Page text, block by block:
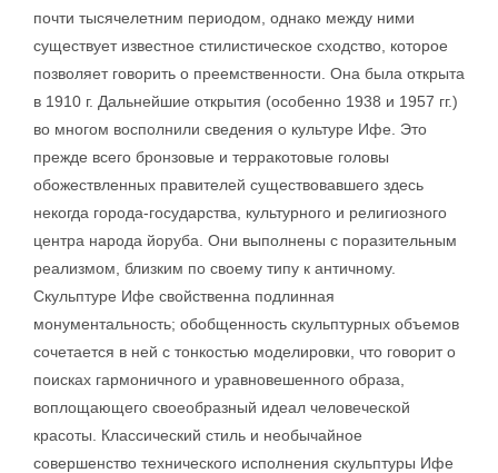
почти тысячелетним периодом, однако между ними
существует известное стилистическое сходство, которое
позволяет говорить о преемственности. Она была открыта
в 1910 г. Дальнейшие открытия (особенно 1938 и 1957 гг.)
во многом восполнили сведения о культуре Ифе. Это
прежде всего бронзовые и терракотовые головы
обожествленных правителей существовавшего здесь
некогда города-государства, культурного и религиозного
центра народа йоруба. Они выполнены с поразительным
реализмом, близким по своему типу к античному.
Скульптуре Ифе свойственна подлинная
монументальность; обобщенность скульптурных объемов
сочетается в ней с тонкостью моделировки, что говорит о
поисках гармоничного и уравновешенного образа,
воплощающего своеобразный идеал человеческой
красоты. Классический стиль и необычайное
совершенство технического исполнения скульптуры Ифе